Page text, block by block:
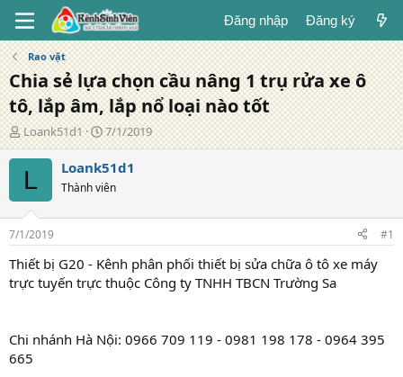
Đăng nhập Đăng ký
Rao vặt
Chia sẻ lựa chọn cầu nâng 1 trụ rửa xe ô
tô, lắp âm, lắp nổ loại nào tốt
T
á
c
ả
Loank51d1
N
g
à
y
đ
g
7/1/2019
L Loank51d1
Thành viên
7/1/2019 #1
Thiết bị G20 - Kênh phân phối thiết bị sửa chữa ô tô xe máy
trực tuyến trực thuộc Công ty TNHH TBCN Trường Sa
Chi nhánh Hà Nội: 0966 709 119 - 0981 198 178 - 0964 395
665